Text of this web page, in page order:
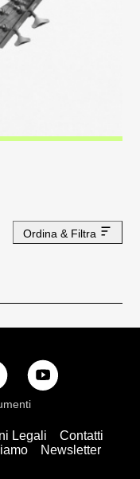
Ordina & Filtra
Legali
Contatti
Newsletter